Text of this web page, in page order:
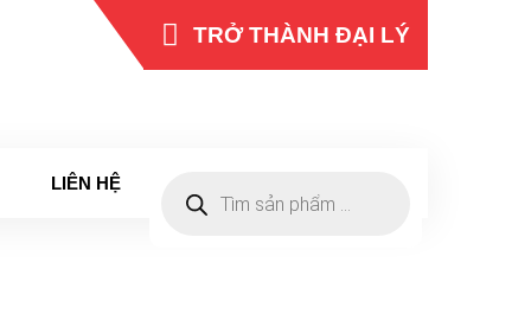
TRỞ THÀNH ĐẠI LÝ
LIÊN HỆ
kiếm